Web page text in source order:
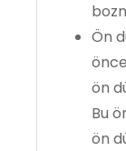
Ön
ön
Bu
ön